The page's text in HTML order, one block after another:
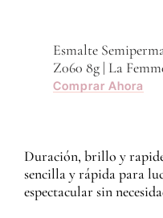
Esmalte
Z060 8g | La
Comprar Ahora
Duración, brillo y
sencilla y rápida para
espectacular sin